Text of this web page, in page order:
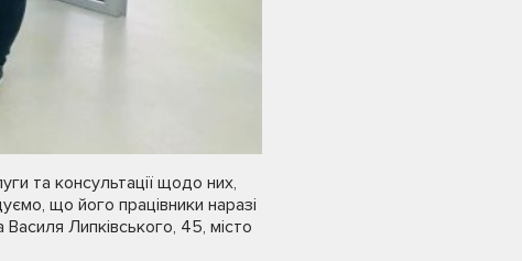
та консультації щодо них,
що його працівники наразі
Липківського, 45, місто